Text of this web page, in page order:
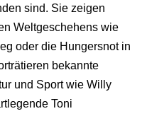
sind. Sie zeigen
Weltgeschehens wie
oder die Hungersnot in
bekannte
und Sport wie Willy
Toni